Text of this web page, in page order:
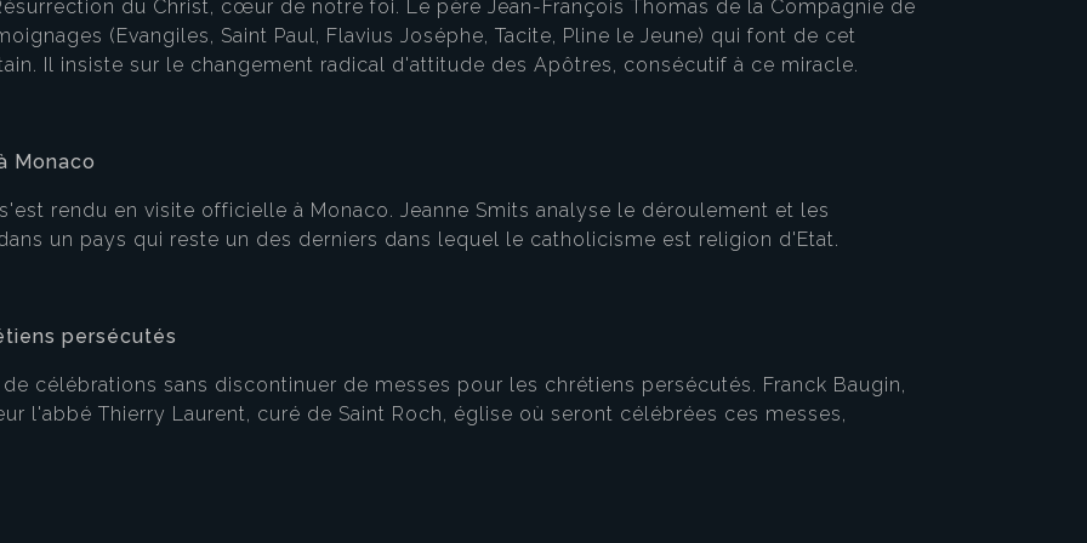
des cookies
du Christ, cœur de notre foi. Le père Jean-François Thomas de la Compagnie de
(Evangiles, Saint Paul, Flavius Joséphe, Tacite, Pline le Jeune) qui font de cet
Il insiste sur le changement radical d'attitude des Apôtres, consécutif à ce miracle.
Monaco
rendu en visite officielle à Monaco. Jeanne Smits analyse le déroulement et les
un pays qui reste un des derniers dans lequel le catholicisme est religion d'Etat.
persécutés
de célébrations sans discontinuer de messes pour les chrétiens persécutés. Franck Baugin,
l'abbé Thierry Laurent, curé de Saint Roch, église où seront célébrées ces messes,